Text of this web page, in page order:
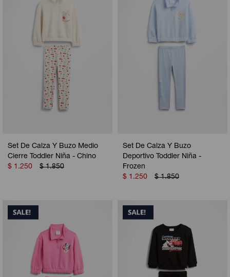
Set De Calza Y Buzo Medio
Cierre Toddler Niña - Chino
$ 1.250 $ 1.850
Set De Calza Y Buzo
Deportivo Toddler Niña -
Frozen
$ 1.250 $ 1.850
Musculosas
Vestidos y polleras
Calzas
Chalecos
Ropa interior
Chalecos
Ropa interior
Pijamas
Pijamas